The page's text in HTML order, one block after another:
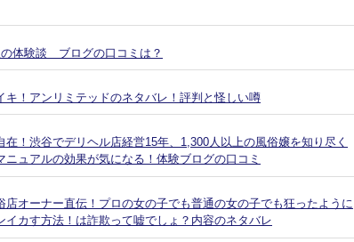
体験談 ブログの口コミは？
キ！アンリミテッドのネタバレ！評判と怪しい噂
！渋谷でデリヘル店経営15年、1,300人以上の風俗嬢を知り尽く
ニュアルの効果が気になる！体験ブログの口コミ
店オーナー直伝！プロの女の子でも普通の女の子でも狂ったように
イカす方法！は詐欺って嘘でしょ？内容のネタバレ